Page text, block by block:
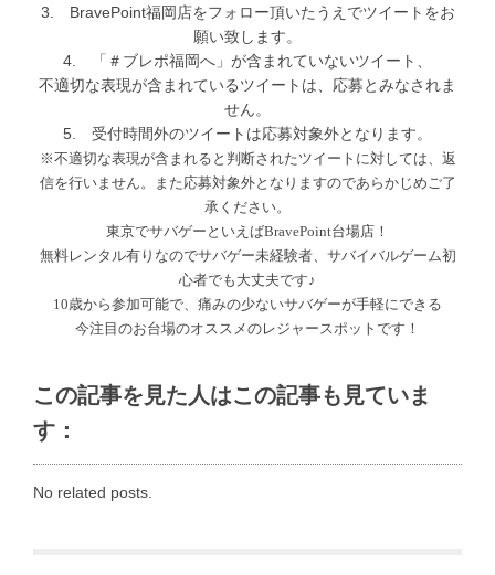
3. BravePoint福岡店をフォロー頂いたうえでツイートをお
願い致します。
4. 「＃ブレポ福岡へ」が含まれていないツイート、
不適切な表現が含まれているツイートは、応募とみなされま
せん。
5. 受付時間外のツイートは応募対象外となります。
※不適切な表現が含まれると判断されたツイートに対しては、返
信を行いません。また応募対象外となりますのであらかじめご了
承ください。
東京でサバゲーといえばBravePoint台場店！
無料レンタル有りなのでサバゲー未経験者、サバイバルゲーム初
心者でも大丈夫です♪
10歳から参加可能で、痛みの少ないサバゲーが手軽にできる
今注目のお台場のオススメのレジャースポットです！
この記事を見た人はこの記事も見ていま
す：
No related posts.